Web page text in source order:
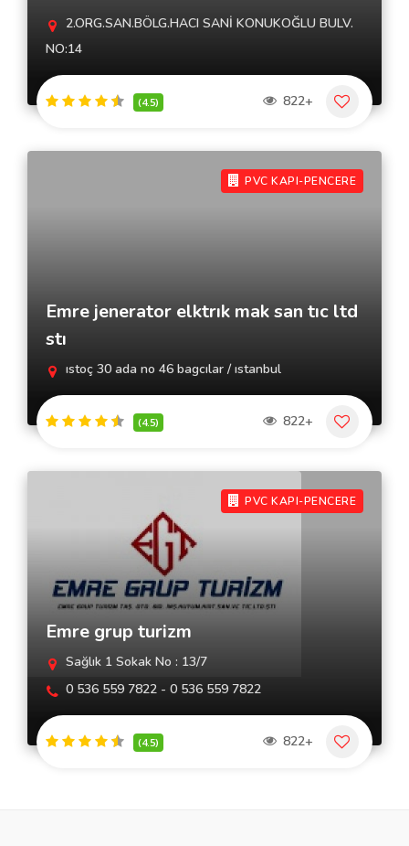
2.ORG.SAN.BÖLG.HACI SANİ KONUKOĞLU BULV.
NO:14
(4.5) 822+
PVC KAPI-PENCERE
Emre jenerator elktrık mak san tıc ltd
stı
ıstoç 30 ada no 46 bagcılar / ıstanbul
(4.5) 822+
PVC KAPI-PENCERE
Emre grup turizm
Sağlık 1 Sokak No : 13/7
0 536 559 7822 - 0 536 559 7822
(4.5) 822+